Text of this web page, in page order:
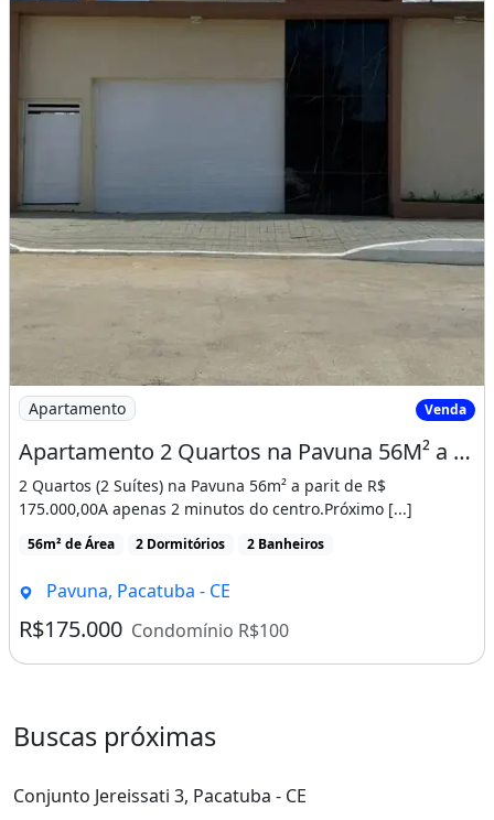
Imagem: Apartamento 2 Quartos na Pavuna 56M² a
Apartamento Venda
Apartamento 2 Quartos na Pavuna 56M² a Partir de R$ 175 Mil! Cód. 18F2N3E
2 Quartos (2 Suítes) na Pavuna 56m² a parit de R$
175.000,00A apenas 2 minutos do centro.Próximo [...]
56m² de Área 2 Dormitórios 2 Banheiros
Pavuna, Pacatuba - CE
R$175.000 Condomínio R$100
Buscas próximas
Conjunto Jereissati 3, Pacatuba - CE